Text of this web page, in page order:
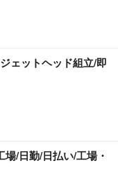
ェットヘッド組立/即
場/日勤/日払い/工場・